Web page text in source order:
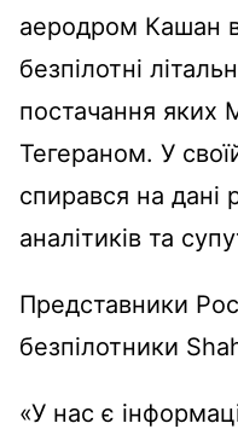
аеродром Кашан
безпілотні
постачання яких
Тегераном. У
спирався на дані
аналітиків та
Представники
безпілотники
«У нас є